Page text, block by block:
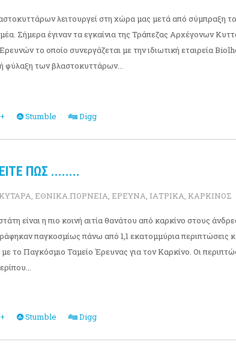
λειτουργεί στη χώρα μας μετά από σύμπραξη
Σήμερα έγιναν τα εγκαίνια της Τράπεζας Αρχέγονων
το οποίο συνεργάζεται με την ιδιωτική εταιρεία
φύλαξη των βλαστοκυττάρων...
Stumble Digg
ΠΩΣ ........
, ΕΘΝΙΚΑ.ΠΟΡΝΕΙΑ, ΕΡΕΥΝΑ, ΙΑΤΡΙΚΑ, ΚΑΡΚΙΝΟΣ
είναι η πιο κοινή αιτία θανάτου από καρκίνο στους
παγκοσμίως πάνω από 1,1 εκατομμύρια περιπτώσεις
το Παγκόσμιο Ταμείο Έρευνας για τον Καρκίνο. Οι
Stumble Digg